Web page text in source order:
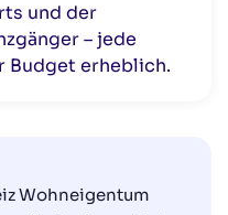
achten
und der
– jede
Budget erheblich.
Wohneigentum